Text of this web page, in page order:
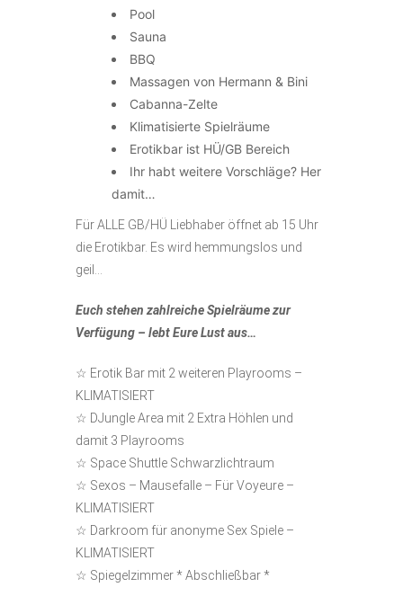
Pool
Sauna
BBQ
Massagen von Hermann & Bini
Cabanna-Zelte
Klimatisierte Spielräume
Erotikbar ist HÜ/GB Bereich
Ihr habt weitere Vorschläge? Her
damit…
Für ALLE GB/HÜ Liebhaber öffnet ab 15 Uhr
die Erotikbar. Es wird hemmungslos und
geil…
Euch stehen zahlreiche Spielräume zur
Verfügung – lebt Eure Lust aus…
☆ Erotik Bar mit 2 weiteren Playrooms –
KLIMATISIERT
☆ DJungle Area mit 2 Extra Höhlen und
damit 3 Playrooms
☆ Space Shuttle Schwarzlichtraum
☆ Sexos – Mausefalle – Für Voyeure –
KLIMATISIERT
☆ Darkroom für anonyme Sex Spiele –
KLIMATISIERT
☆ Spiegelzimmer * Abschließbar *